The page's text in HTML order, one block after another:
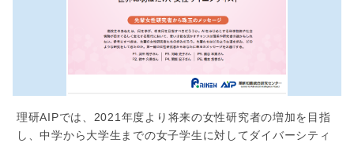
理研AIPでは、2021年度より将来の女性研究者の増加を目指
し、中学から大学生までの女子学生に対してダイバーシティ